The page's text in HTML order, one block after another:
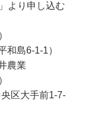
より申し込む
和島6-1-1）
農業
区大手前1-7-